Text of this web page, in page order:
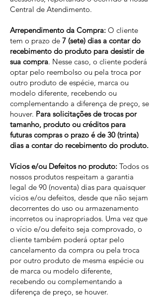
Central de Atendimento.
Arrependimento da Compra: O cliente
tem o prazo de 7 (sete) dias a contar do
recebimento do produto para desistir de
sua compra. Nesse caso, o cliente poderá
optar pelo reembolso ou pela troca por
outro produto de espécie, marca ou
modelo diferente, recebendo ou
complementando a diferença de preço, se
houver. Para solicitações de trocas por
tamanho, produto ou créditos para
futuras compras o prazo é de 30 (trinta)
dias a contar do recebimento do produto.
Vícios e/ou Defeitos no produto: Todos os
nossos produtos respeitam a garantia
legal de 90 (noventa) dias para quaisquer
vícios e/ou defeitos, desde que não sejam
decorrentes do uso ou armazenamento
incorretos ou inapropriados. Uma vez que
o vício e/ou defeito seja comprovado, o
cliente também poderá optar pelo
cancelamento da compra ou pela troca
por outro produto de mesma espécie ou
de marca ou modelo diferente,
recebendo ou complementando a
diferença de preço, se houver.